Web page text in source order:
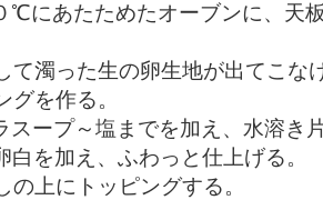
あたためたオーブンに、天板
て濁った生の卵生地が出てこな
グを作る。
スープ～塩までを加え、水溶き
白を加え、ふわっと仕上げる。
の上にトッピングする。